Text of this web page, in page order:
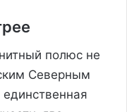
полюс не
Северным